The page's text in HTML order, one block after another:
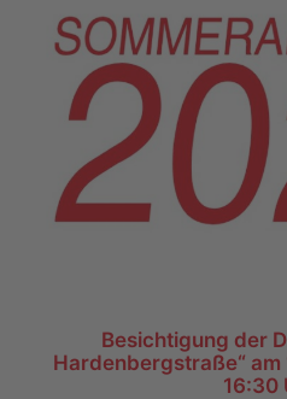
Besichtigung der
Hardenbergstraße“
16:30